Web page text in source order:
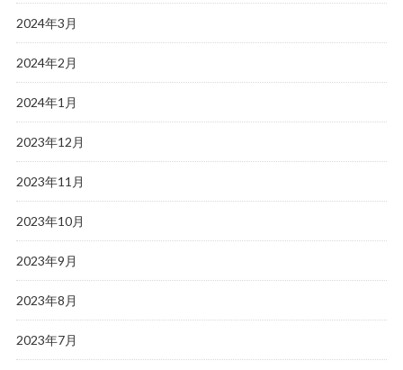
2024年3月
2024年2月
2024年1月
2023年12月
2023年11月
2023年10月
2023年9月
2023年8月
2023年7月